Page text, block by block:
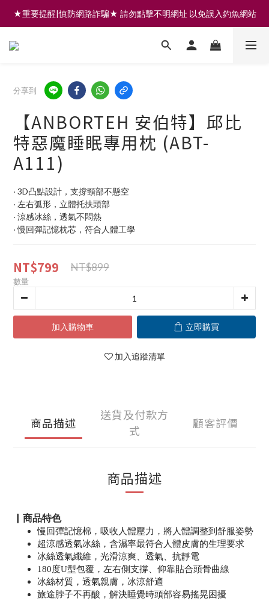
註冊會員享200元購物金 | 全館滿999免運 | 可門市取貨/安裝
★重要提醒|慎防網路詐騙★ 請勿點擊不明網址 以免誤入釣魚網站
註冊會員享200元購物金 | 全館滿999免運 | 可門市取貨/安裝
分享到
【ANBORTEH 安伯特】邱比
特惡魔睡眠專用枕 (ABT-
A111)
‧ 3D凸點設計，支撐頸部不懸空
‧ 左右弧形，立體托扶頭部
‧ 涼感冰絲，透氣不悶熱
‧ 慢回彈記憶枕芯，符合人體工學
NT$799 NT$899
數量
加入購物車 立即購買
加入追蹤清單
商品描述
送貨及付款方
式
顧客評價
商品描述
▏商品特色
慢回彈記憶棉，吸收人體壓力，將人體調整到舒服姿勢
超涼感透氣冰絲，含濕率最符合人體皮膚的生理要求
冰絲透氣纖維，光滑涼爽、透氣、抗靜電
180度U型包覆，左右側支撐、仰靠貼合頭骨曲線
冰絲材質，透氣親膚，冰涼舒適
旅途脖子不再酸，解決睡覺時頭部容易搖晃困擾